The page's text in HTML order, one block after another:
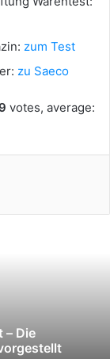
zum Test
zu Saeco
votes, average:
– Die